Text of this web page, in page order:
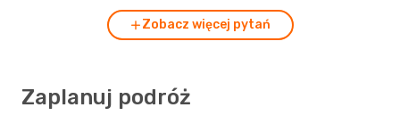
Zobacz więcej pytań
Zaplanuj podróż